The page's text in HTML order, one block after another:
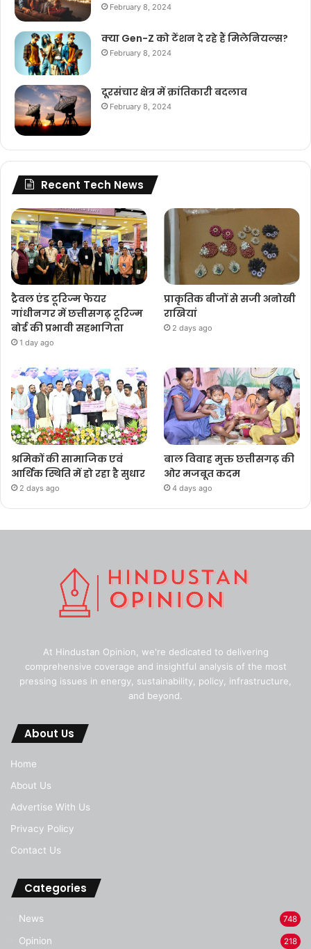
February 8, 2024
क्या Gen-Z को टेंशन दे रहे हैं मिलेनियल्स?
February 8, 2024
दूरसंचार क्षेत्र में क्रांतिकारी बदलाव
February 8, 2024
Recent Tech News
ट्रैवल एंड टूरिज्म फेयर
गांधीनगर में छत्तीसगढ़ टूरिज्म
बोर्ड की प्रभावी सहभागिता
1 day ago
प्राकृतिक बीजों से सजी अनोखी
राखियां
2 days ago
श्रमिकों की सामाजिक एवं
आर्थिक स्थिति में हो रहा है सुधार
2 days ago
बाल विवाह मुक्त छत्तीसगढ़ की
ओर मजबूत कदम
4 days ago
At Hindustan Opinion, we're dedicated to delivering
comprehensive coverage and insightful analysis of the most
pressing issues in energy, sustainability, policy, infrastructure,
and beyond.
About Us
Home
About Us
Advertise With Us
Privacy Policy
Contact Us
Categories
News 748
Opinion 218